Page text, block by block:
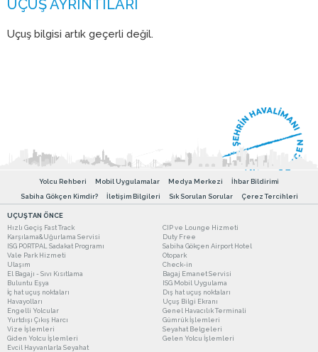
Uçuş bilgisi artık geçerli değil.
Yolcu Rehberi Mobil Uygulamalar Medya Merkezi
İhbar Bildirimi
Sabiha Gökçen Kimdir?
İletişim Bilgileri Sık Sorulan Sorular Çerez Tercihleri
UÇUŞTAN ÖNCE
Hızlı Geçiş Fast Track
CIP ve Lounge Hizmeti
Karşılama&Uğurlama Servisi
Duty Free
ISG PORTPAL Sadakat Programı
Sabiha Gökçen Airport Hotel
Vale Park Hizmeti
Otopark
Ulaşım
Check-in
El Bagajı - Sıvı Kısıtlama
Bagaj Emanet Servisi
Buluntu Eşya
ISG Mobil Uygulama
İç hat uçuş noktaları
Dış hat uçuş noktaları
Havayolları
Uçuş Bilgi Ekranı
Engelli Yolcular
Genel Havacılık Terminali
Yurtdışı Çıkış Harcı
Gümrük İşlemleri
Vize İşlemleri
Seyahat Belgeleri
Giden Yolcu İşlemleri
Gelen Yolcu İşlemleri
Evcil Hayvanlarla Seyahat